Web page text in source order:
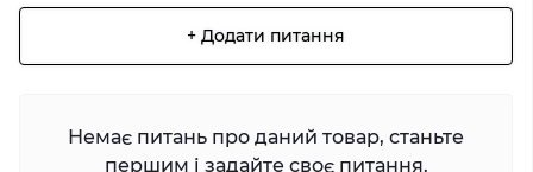
+ Додати питання
Немає питань про даний товар, станьте
першим і задайте своє питання.